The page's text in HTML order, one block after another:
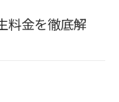
料金を徹底解